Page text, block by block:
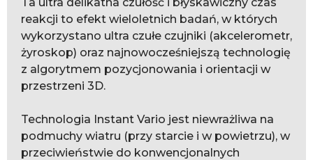
reakcji to efekt wieloletnich badań, w których
wykorzystano ultra czułe czujniki (akcelerometr,
żyroskop) oraz najnowocześniejszą technologię
z algorytmem pozycjonowania i orientacji w
przestrzeni 3D.
Technologia Instant Vario jest niewrażliwa na
podmuchy wiatru (przy starcie i w powietrzu), w
przeciwieństwie do konwencjonalnych